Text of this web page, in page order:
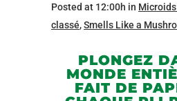
Posted at 12:00h in
classé,Smells Like a
PLONGEZ
MONDE
FAIT DE